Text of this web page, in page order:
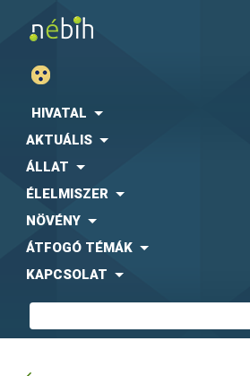
HIVATAL
AKTUÁLIS
ÁLLAT
ÉLELMISZER
NÖVÉNY
ÁTFOGÓ TÉMÁK
KAPCSOLAT